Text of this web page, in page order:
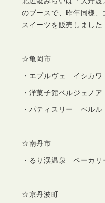
のブースで、昨年同様、
スイーツを販売しました
☆亀岡市
・エプルヴェ イシカワ
・洋菓子館ベルジェノア
・パティスリー ペルル
☆南丹市
・るり渓温泉 ベーカ
☆京丹波町